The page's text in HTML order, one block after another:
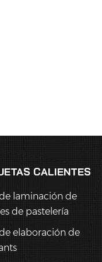
CALIENTES
laminación de
de pastelería
elaboración de